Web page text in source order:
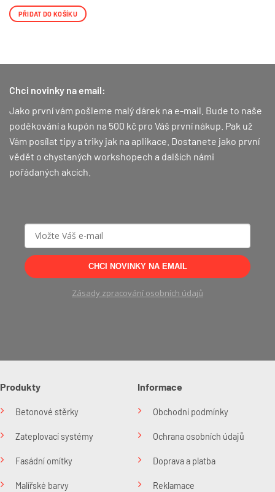
PŘIDAT DO KOŠÍKU
Chci novinky na email:
Jako první vám pošleme malý dárek na e-mail. Bude to naše
poděkování a kupón na 500 kč pro Váš první nákup. Pak už
Vám posílat tipy a triky jak na aplikace. Dostanete jako první
vědět o chystaných workshopech a dalších námi
pořádaných akcích.
CHCI NOVINKY NA EMAIL
Zásady zpracování osobních údajů
Produkty
Betonové stěrky
Zateplovací systémy
Fasádní omítky
Malířské barvy
Informace
Obchodní podmínky
Ochrana osobních údajů
Doprava a platba
Reklamace